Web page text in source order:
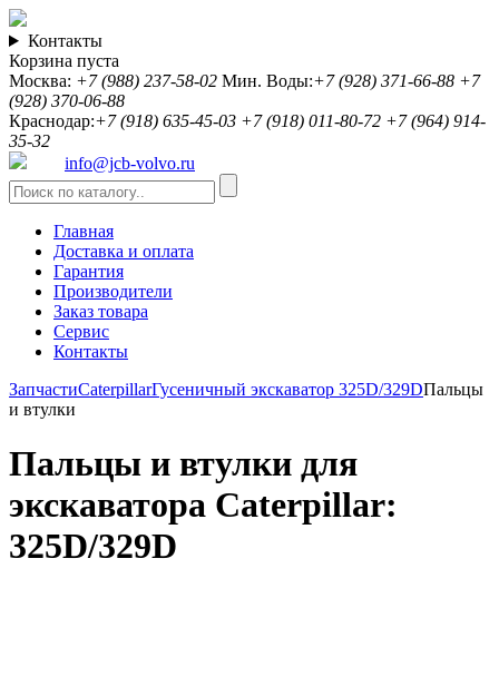
Контакты
Корзина пуста
Москва: +7 (988) 237-58-02 Мин. Воды:+7 (928) 371-66-88 +7
(928) 370-06-88
Краснодар:+7 (918) 635-45-03 +7 (918) 011-80-72 +7 (964) 914-
35-32
info@jcb-volvo.ru
Главная
Доставка и оплата
Гарантия
Производители
Заказ товара
Сервис
Контакты
ЗапчастиCaterpillarГусеничный экскаватор 325D/329DПальцы
и втулки
Пальцы и втулки для
экскаватора Caterpillar:
325D/329D